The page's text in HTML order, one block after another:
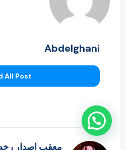
Abdelghani
All Post
معقب اصدار